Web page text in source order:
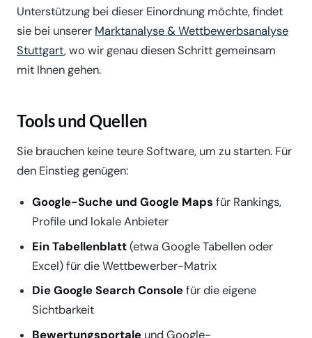
Unterstützung bei dieser Einordnung möchte, findet
sie bei unserer Marktanalyse & Wettbewerbsanalyse
Stuttgart, wo wir genau diesen Schritt gemeinsam
mit Ihnen gehen.
Tools und Quellen
Sie brauchen keine teure Software, um zu starten. Für
den Einstieg genügen:
Google-Suche und Google Maps für Rankings,
Profile und lokale Anbieter
Ein Tabellenblatt(etwa Google Tabellen oder
Excel) für die Wettbewerber-Matrix
Die Google Search Consolefür die eigene
Sichtbarkeit
Bewertungsportaleund Google-